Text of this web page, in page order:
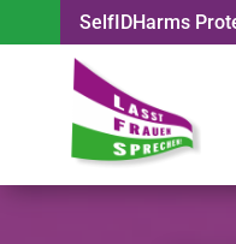
SelfIDHarms